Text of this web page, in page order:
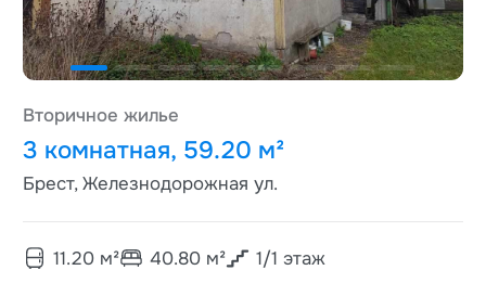
Вторичное жилье
3 комнатная, 59.20 м²
Брест, Железнодорожная ул.
11.20м² 40.80м² 1/1 этаж